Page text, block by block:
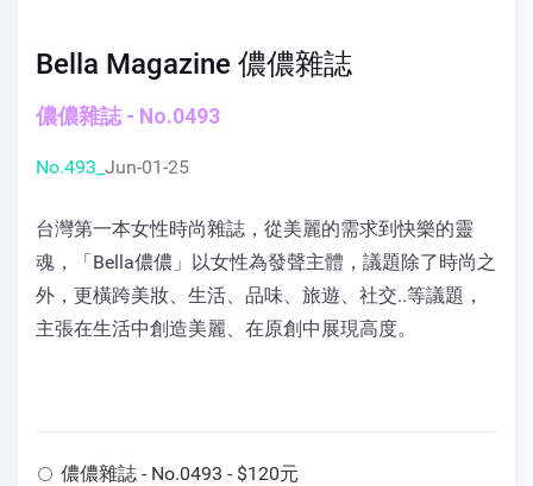
Bella Magazine 儂儂雜誌
儂儂雜誌 - No.0493
No.493_ Jun-01-25
台灣第一本女性時尚雜誌，從美麗的需求到快樂的靈
魂，「Bella儂儂」以女性為發聲主體，議題除了時尚之
外，更橫跨美妝、生活、品味、旅遊、社交..等議題，
主張在生活中創造美麗、在原創中展現高度。
儂儂雜誌 - No.0493 - $120元